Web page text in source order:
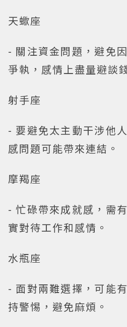
天蠍座
- 關注資金問題，避免
爭執，感情上盡量避談
射手座
- 要避免太主動干涉他
感問題可能帶來連結。
摩羯座
- 忙碌帶來成就感，需
實對待工作和感情。
水瓶座
- 面對兩難選擇，可能
持警惕，避免麻煩。